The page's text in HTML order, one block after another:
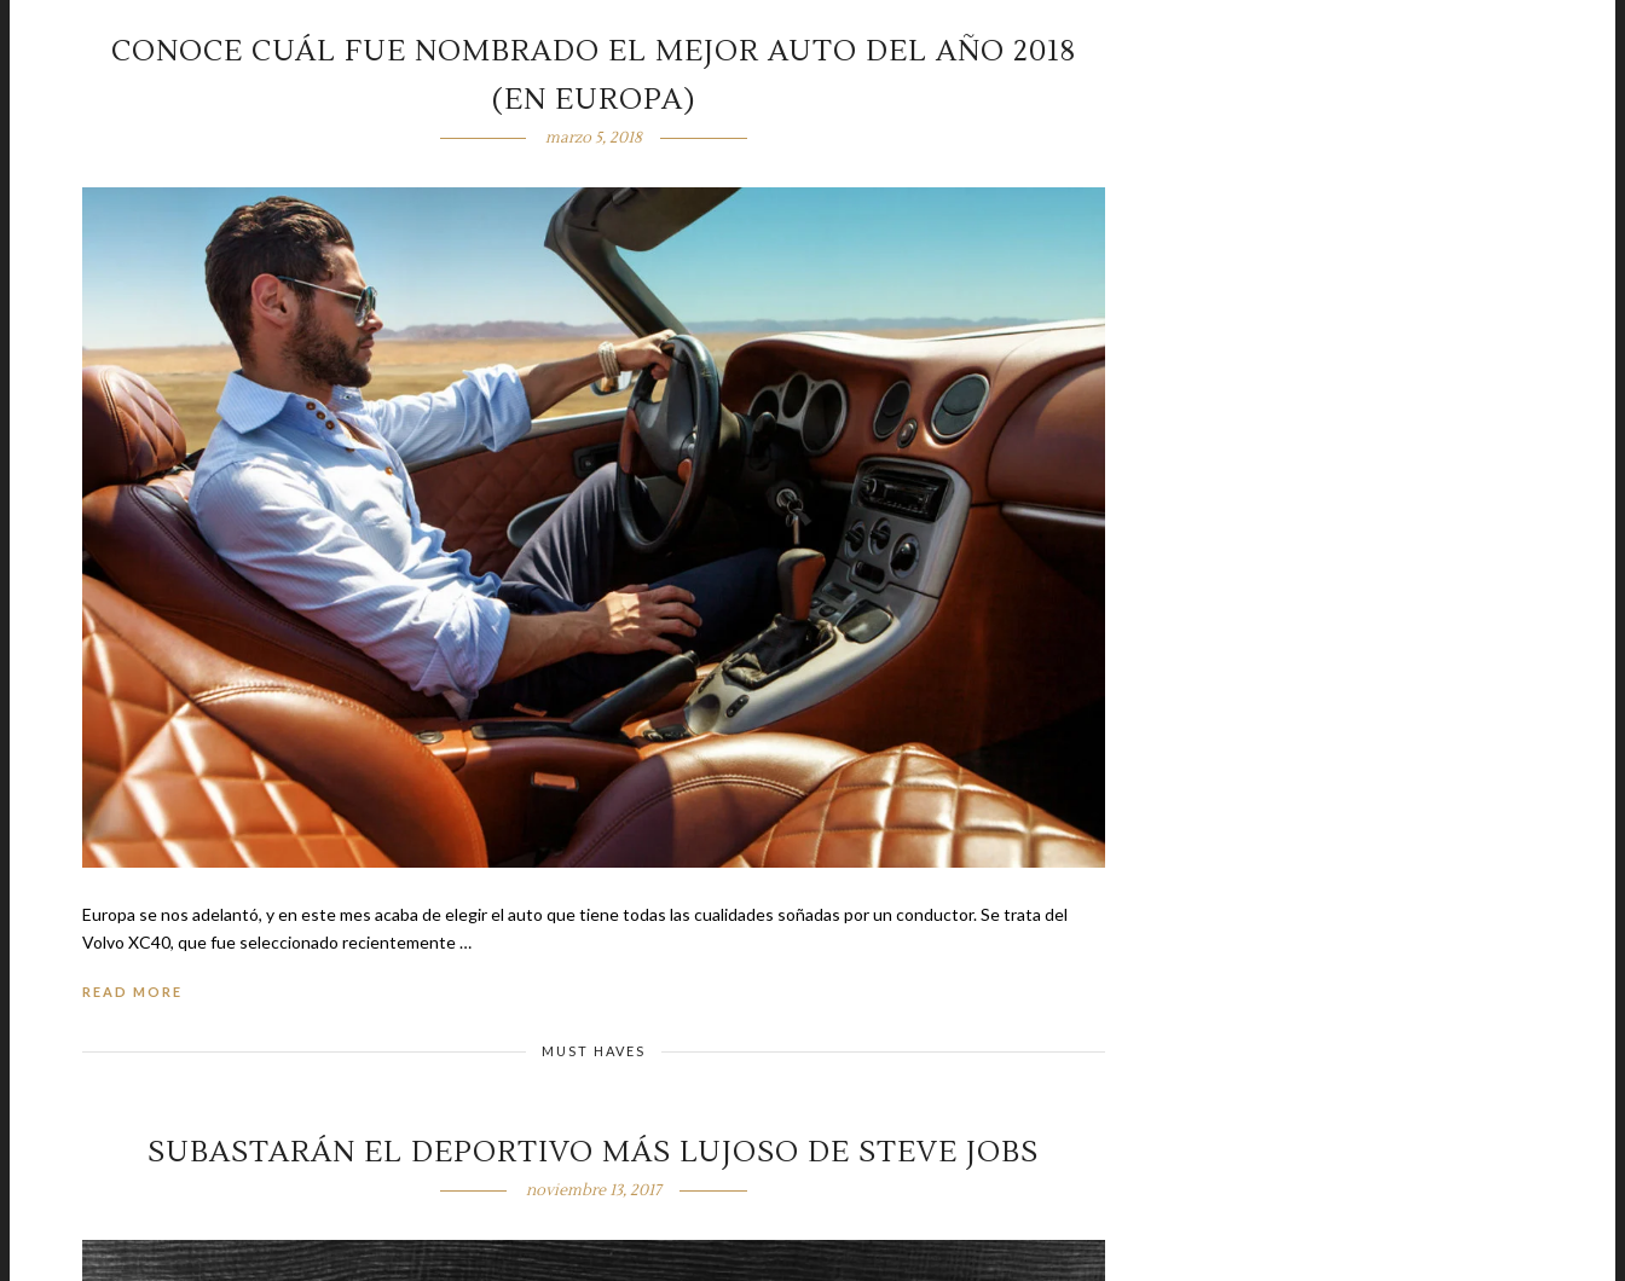
CONOCE CUÁL FUE NOMBRADO EL MEJOR AUTO DEL AÑO 2018
(EN EUROPA)
marzo 5, 2018
Europa se nos adelantó, y en este mes acaba de elegir el auto que tiene todas las cualidades soñadas por un conductor. Se trata del
Volvo XC40, que fue seleccionado recientemente …
READ MORE
MUST HAVES
SUBASTARÁN EL DEPORTIVO MÁS LUJOSO DE STEVE JOBS
noviembre 13, 2017